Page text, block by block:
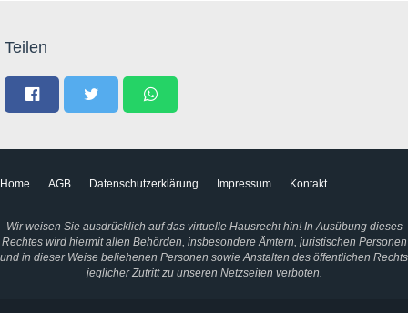
Teilen
Home AGB Datenschutzerklärung Impressum Kontakt
Wir weisen Sie ausdrücklich auf das virtuelle Hausrecht hin! In Ausübung dieses
Rechtes wird hiermit allen Behörden, insbesondere Ämtern, juristischen Personen
und in dieser Weise beliehenen Personen sowie Anstalten des öffentlichen Rechts
jeglicher Zutritt zu unseren Netzseiten verboten.